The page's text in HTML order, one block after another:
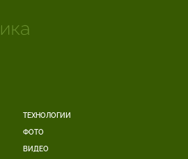
ТЕХНОЛОГИИ
ФОТО
ВИДЕО